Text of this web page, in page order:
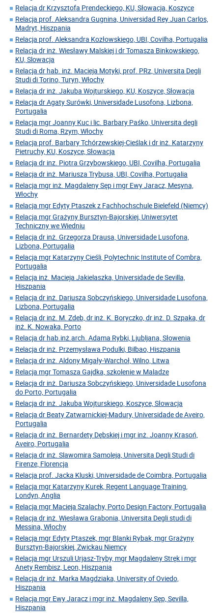
Relacja dr Krzysztofa Prendeckiego, KU, Słowacja, Koszyce
Relacja prof. Aleksandra Gugnina, Universidad Rey Juan Carlos,
Madryt, Hiszpania
Relacja prof. Aleksandra Kozłowskiego, UBI, Covilha, Portugalia
Relacja dr inż. Wiesławy Malskiej i dr Tomasza Binkowskiego,
KU, Slowacja
Relacja dr hab. inż. Macieja Motyki, prof. PRz, Universita Degli
Studi di Torino, Turyn, Włochy
Relacja dr inż. Jakuba Wojturskiego, KU, Koszyce, Słowacja
Relacja dr Agaty Surówki, Universidade Lusofona, Lizbona,
Portugalia
Relacja mgr Joanny Kuc i lic. Barbary Paśko, Universita degli
Studi di Roma, Rzym, Włochy
Relacja prof. Barbary Tchórzewskiej-Cieślak i dr inż. Katarzyny
Pietruchy, KU, Koszyce, Słowacja
Relacja dr inz. Piotra Grzybowskiego, UBI, Covilha, Portugalia
Relacja dr inż. Mariusza Trybusa, UBI, Covilha, Portugalia
Relacja mgr inż. Magdaleny Sęp i mgr Ewy Jaracz, Mesyna,
Włochy
Relacja mgr Edyty Ptaszek z Fachhochschule Bielefeld (Niemcy)
Relacja mgr Grażyny Bursztyn-Bajorskiej, Uniwersytet
Techniczny we Wiedniu
Relacja dr inż. Grzegorza Drausa, Universidade Lusofona,
Lizbona, Portugalia
Relacja mgr Katarzyny Cieśli, Polytechnic Institute of Combra,
Portugalia
Relacja inż. Macieja Jakielaszka, Universidade de Sevilla,
Hiszpania
Relacja dr inż. Dariusza Sobczyńskiego, Universidade Lusofona,
Lizbona, Portugalia
Relacja dr inż. M. Zdeb, dr inż. K. Boryczko, dr inż. D. Szpaka, dr
inż. K. Nowaka, Porto
Relacja dr hab.inż.arch. Adama Rybki, Ljubljana, Słowenia
Relacja dr inż. Przemysława Podulki, Bilbao, Hiszpania
Relacja dr inż. Aldony Migały-Warchoł, Wilno, Litwa
Relacja mgr Tomasza Gajdka, szkolenie w Maladze
Relacja dr inż. Dariusza Sobczyńskiego, Universidade Lusofona
do Porto, Portugalia
Relacja dr inż. Jakuba Wojturskiego, Koszyce, Słowacja
Relacja dr Beaty Zatwarnickiej-Madury, Universidade de Aveiro,
Portugalia
Relacja dr inż. Bernardety Dębskiej i mgr inż. Joanny Krasoń,
Aveiro, Portugalia
Relacja dr inż. Slawomira Samoleja, Universita Degli Studi di
Firenze, Florencja
Relacja prof. Jacka Kluski, Universidade de Coimbra, Portugalia
Relacja mgr Katarzyny Kurek, Regent Language Training,
Londyn, Anglia
Relacja mgr Macieja Szalachy, Porto Design Factory, Portugalia
Relacja dr inż. Wiesława Grabonia, Universita Degli studi di
Messina, Włochy
Relacja mgr Edyty Ptaszek, mgr Blanki Rybak, mgr Grażyny
Bursztyn-Bajorskiej, Zwickau Niemcy
Relacja mgr Urszuli Urjasz-Tryby, mgr Magdaleny Stręk i mgr
Anety Rembisz, Leon, Hiszpania
Relacja dr inż. Marka Magdziaka, University of Oviedo,
Hiszpania
Relacja mgr Ewy Jaracz i mgr inż. Magdaleny Sęp, Sevilla,
Hiszpania